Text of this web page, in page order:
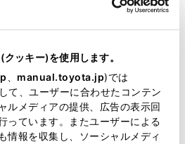
ッキー)を使用します。
manual.toyota.jp)では
て、ユーザーに合わせたコンテン
ルメディアの提供、広告の表示回
っています。またユーザーによる
情報を収集し、ソーシャルメディ